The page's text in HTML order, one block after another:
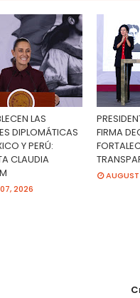
LAS
DIPLOMÁTICAS
Y PERÚ:
CLAUDIA
2026
FIRMA